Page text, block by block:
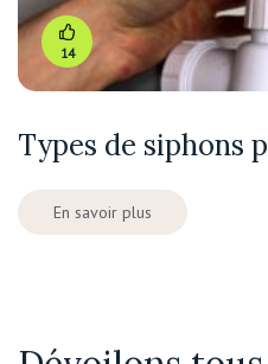
14
Types de siphons
En savoir plus